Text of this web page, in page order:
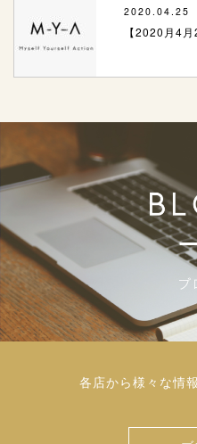
2020.04.25
【2020月4
各店から様々な情